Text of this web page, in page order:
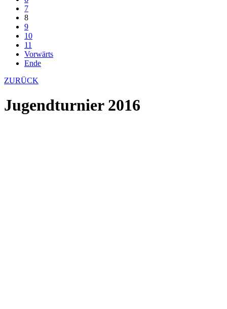
7
8
9
10
11
Vorwärts
Ende
ZURÜCK
Jugendturnier 2016